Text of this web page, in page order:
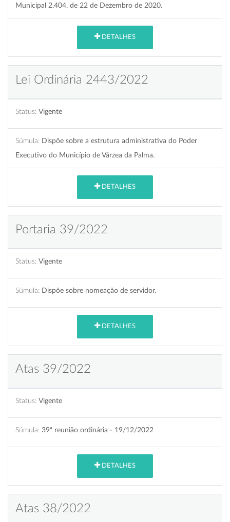
Municipal 2.404, de 22 de Dezembro de 2020.
DETALHES
Lei Ordinária 2443/2022
Status: Vigente
Súmula: Dispõe sobre a estrutura administrativa do Poder
Executivo do Município de Várzea da Palma.
DETALHES
Portaria 39/2022
Status: Vigente
Súmula: Dispõe sobre nomeação de servidor.
DETALHES
Atas 39/2022
Status: Vigente
Súmula: 39ª reunião ordinária - 19/12/2022
DETALHES
Atas 38/2022